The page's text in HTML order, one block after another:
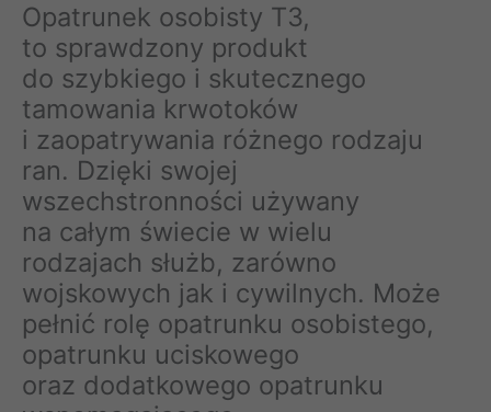
indywidualny
izraelski,
PerSys
FCPT
Opatrunek osobisty T3,
to sprawdzony produkt
do szybkiego i skutecznego
tamowania krwotoków
i zaopatrywania różnego rodzaju
ran. Dzięki swojej
wszechstronności używany
na całym świecie w wielu
rodzajach służb, zarówno
wojskowych jak i cywilnych. Może
pełnić rolę opatrunku osobistego,
opatrunku uciskowego
oraz dodatkowego opatrunku